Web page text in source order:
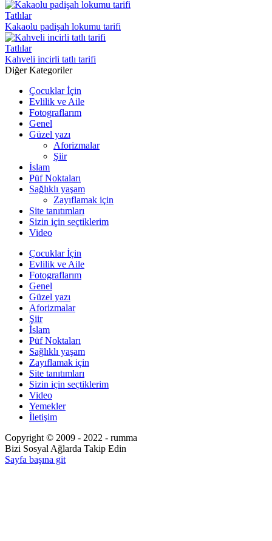
Tatlılar
Kakaolu padişah lokumu tarifi
Tatlılar
Kahveli incirli tatlı tarifi
Diğer Kategoriler
Çocuklar İçin
Evlilik ve Aile
Fotograflarım
Genel
Güzel yazı
Aforizmalar
Şiir
İslam
Püf Noktaları
Sağlıklı yaşam
Zayıflamak için
Site tanıtımları
Sizin için seçtiklerim
Video
Çocuklar İçin
Evlilik ve Aile
Fotograflarım
Genel
Güzel yazı
Aforizmalar
Şiir
İslam
Püf Noktaları
Sağlıklı yaşam
Zayıflamak için
Site tanıtımları
Sizin için seçtiklerim
Video
Yemekler
İletişim
Copyright © 2009 - 2022 - rumma
Bizi Sosyal Ağlarda Takip Edin
Sayfa başına git